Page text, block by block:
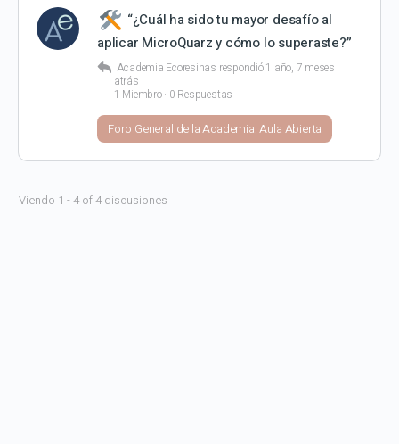
“¿Cuál ha sido tu mayor desafío al
aplicar MicroQuarz y cómo lo superaste?”
Academia Ecoresinas respondió1 año, 7 meses
atrás
1 Miembro· 0 Respuestas
Foro General de la Academia: Aula Abierta
Viendo 1 - 4 of 4 discusiones